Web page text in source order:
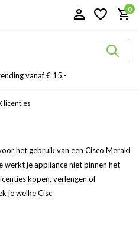
0
vanaf € 15,-
licenties
het gebruik van een Cisco Meraki
werkt je appliance niet binnen het
kopen, verlengen of
je welke Cisc